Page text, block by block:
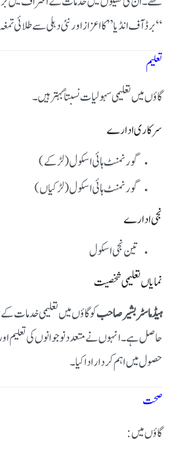
“برڈ آف انڈیا” کا اعزاز اور نئی دہلی سے طلائی
تعلیم
گاؤں میں تعلیمی سہولیات نسبتاً بہتر ہیں۔
سرکاری ادارے
گورنمنٹ ہائی اسکول (لڑکے)
گورنمنٹ ہائی اسکول (لڑکیاں)
نجی ادارے
تین نجی اسکول
نمایاں تعلیمی شخصیت
ہیڈ ماسٹر بشیر صاحبکو گاؤں میں تعلیمی خدمات
حاصل ہے۔ انہوں نے متعدد نوجوانوں کی تعلیم
حصول میں اہم کردار ادا کیا۔
صحت
گاؤں میں: